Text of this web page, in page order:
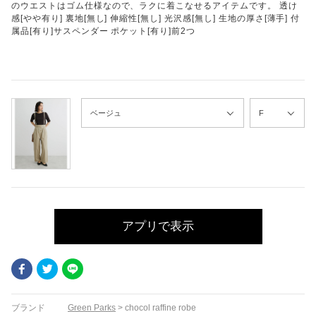
のウエストはゴム仕様なので、ラクに着こなせるアイテムです。 透け
感[やや有り] 裏地[無し] 伸縮性[無し] 光沢感[無し] 生地の厚さ[薄手] 付
属品[有り]サスペンダー ポケット[有り]前2つ
アプリで表示
FacebookTwitter
ブランド Green Parks > chocol raffine robe